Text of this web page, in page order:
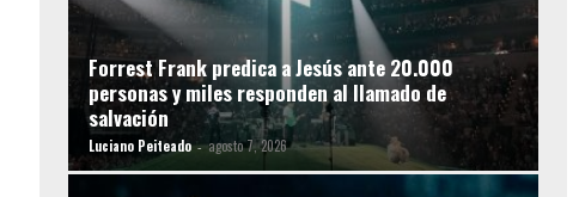
Forrest Frank predica a Jesús ante 20.000
personas y miles responden al llamado de
salvación
Luciano Peiteado - agosto 7, 2026